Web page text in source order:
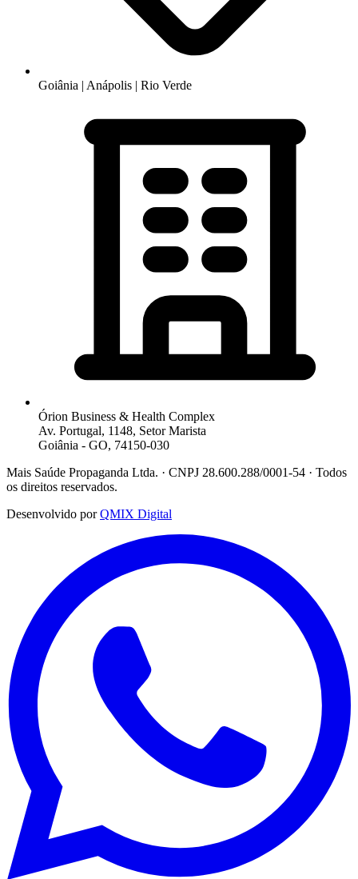
Goiânia | Anápolis | Rio Verde
Órion Business & Health Complex
Av. Portugal, 1148, Setor Marista
Goiânia - GO, 74150-030
Mais Saúde Propaganda Ltda. · CNPJ 28.600.288/0001-54 · Todos
os direitos reservados.
Desenvolvido por QMIX Digital